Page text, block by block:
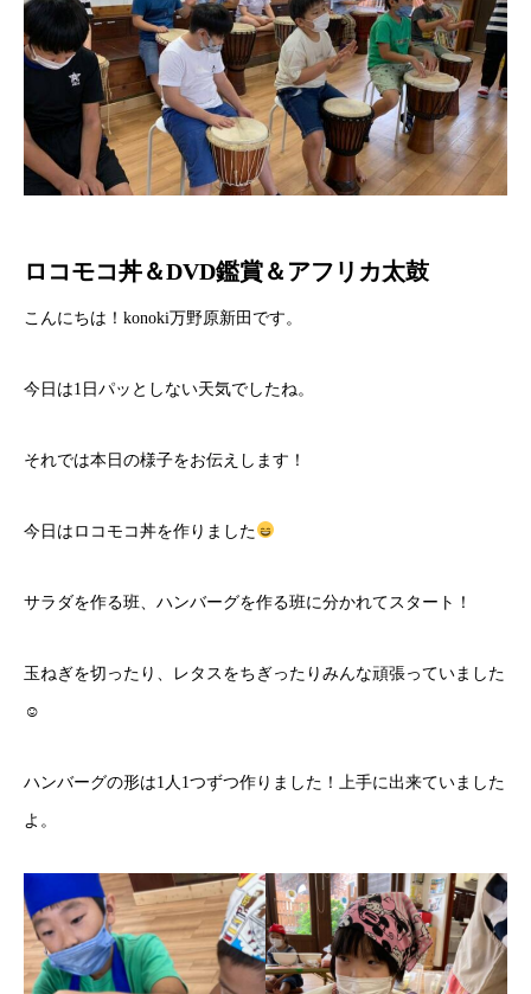
ロコモコ丼＆DVD鑑賞＆アフリカ太鼓
こんにちは！konoki万野原新田です。
今日は1日パッとしない天気でしたね。
それでは本日の様子をお伝えします！
今日はロコモコ丼を作りました
サラダを作る班、ハンバーグを作る班に分かれてスタート！
玉ねぎを切ったり、レタスをちぎったりみんな頑張っていました
☺
ハンバーグの形は1人1つずつ作りました！上手に出来ていました
よ。